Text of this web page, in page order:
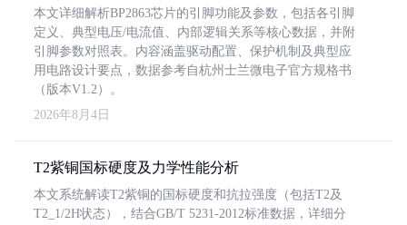
本文详细解析BP2863芯片的引脚功能及参数，包括各引脚
定义、典型电压/电流值、内部逻辑关系等核心数据，并附
引脚参数对照表。内容涵盖驱动配置、保护机制及典型应
用电路设计要点，数据参考自杭州士兰微电子官方规格书
（版本V1.2）。
2026年8月4日
T2紫铜国标硬度及力学性能分析
本文系统解读T2紫铜的国标硬度和抗拉强度（包括T2及
T2_1/2H状态），结合GB/T 5231-2012标准数据，详细分